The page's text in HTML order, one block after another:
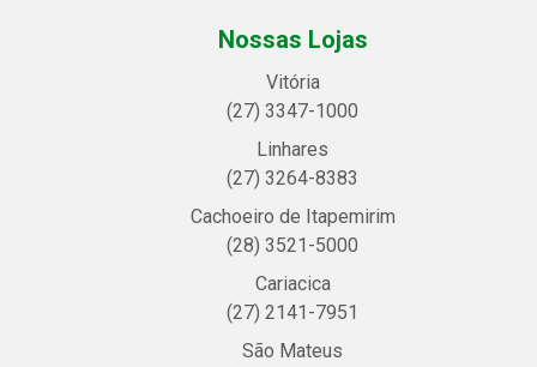
Nossas Lojas
Vitória
(27) 3347-1000
Linhares
(27) 3264-8383
Cachoeiro de Itapemirim
(28) 3521-5000
Cariacica
(27) 2141-7951
São Mateus